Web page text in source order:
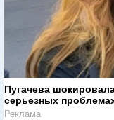
Пугачева
серьезных
Реклама